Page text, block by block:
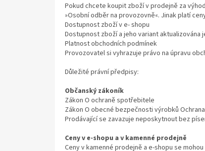
Pokud chcete koupit zboží v prodejně za
»Osobní odběr na provozovně«. Jinak platí
Dostupnost zboží v e- shopu
Dostupnost zboží a jeho variant aktualizována
Platnost obchodních podmínek
Provozovatel si vyhrazuje právo na úpravu
Důležité právní předpisy:
Občanský zákoník
Zákon O ochraně spotřebitele
Zákon O obecné bezpečnosti výrobků
Prodávající se zavazuje neposkytnout bez
Ceny v e-shopu a v kamenné prodejně
Ceny v kamenné prodejně a e-shopu se